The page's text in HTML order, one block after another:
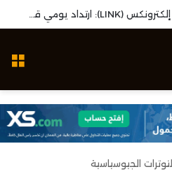
التوترات الجيوسياسية